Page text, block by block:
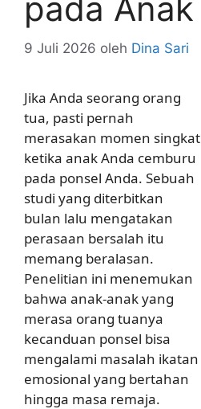
pada Anak
9 Juli 2026 oleh Dina Sari
Jika Anda seorang orang
tua, pasti pernah
merasakan momen singkat
ketika anak Anda cemburu
pada ponsel Anda. Sebuah
studi yang diterbitkan
bulan lalu mengatakan
perasaan bersalah itu
memang beralasan.
Penelitian ini menemukan
bahwa anak-anak yang
merasa orang tuanya
kecanduan ponsel bisa
mengalami masalah ikatan
emosional yang bertahan
hingga masa remaja.